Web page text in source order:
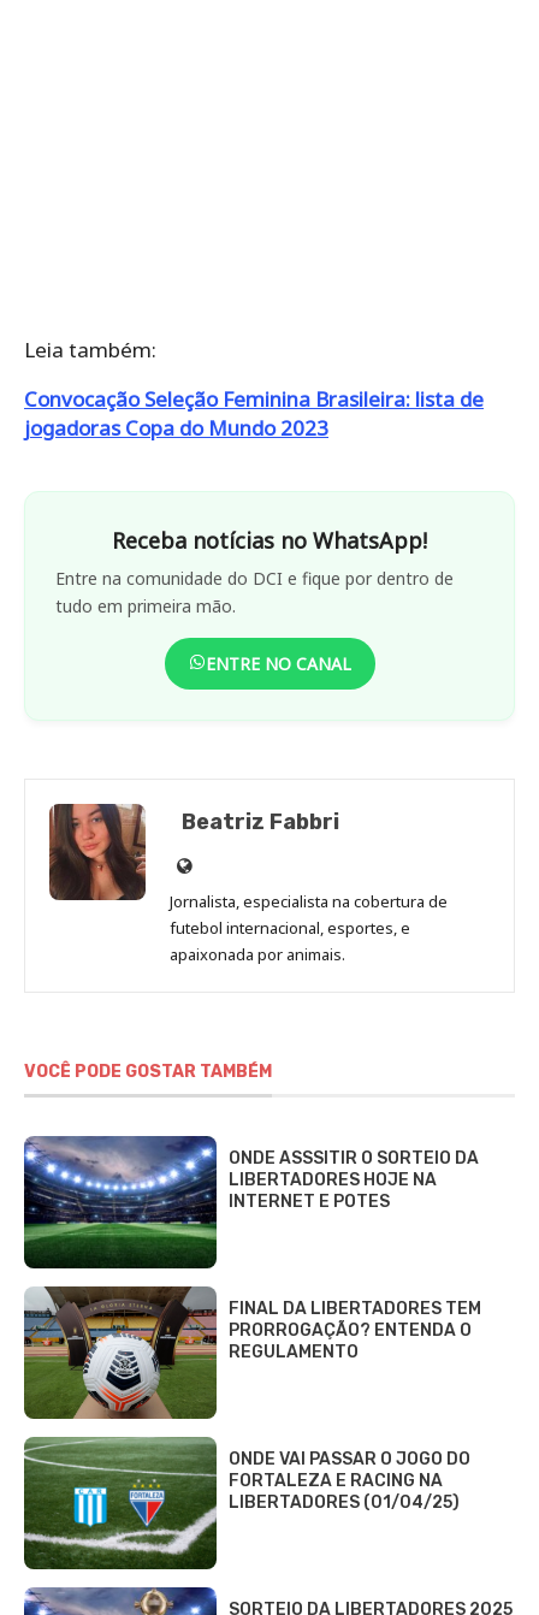
Leia também:
Convocação Seleção Feminina Brasileira: lista de
jogadoras Copa do Mundo 2023
Receba notícias no WhatsApp!
Entre na comunidade do DCI e fique por dentro de
tudo em primeira mão.
ENTRE NO CANAL
Beatriz Fabbri
Site
de
Beatriz
Fabbri
Jornalista, especialista na cobertura de
futebol internacional, esportes, e
apaixonada por animais.
VOCÊ PODE GOSTAR TAMBÉM
ONDE ASSSITIR O SORTEIO DA
LIBERTADORES HOJE NA
INTERNET E POTES
FINAL DA LIBERTADORES TEM
PRORROGAÇÃO? ENTENDA O
REGULAMENTO
ONDE VAI PASSAR O JOGO DO
FORTALEZA E RACING NA
LIBERTADORES (01/04/25)
SORTEIO DA LIBERTADORES 2025